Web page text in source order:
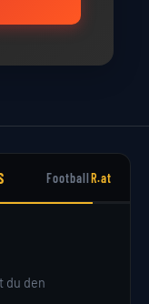
FootballR.at
Hol dir dein